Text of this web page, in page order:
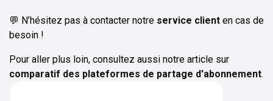
💬 N’hésitez pas à contacter notre service client en cas de
besoin !
Pour aller plus loin, consultez aussi notre article sur
comparatif des plateformes de partage d'abonnement.